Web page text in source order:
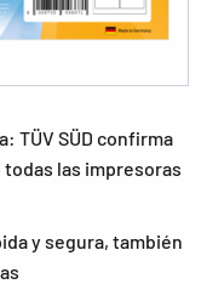
TÜV SÜD confirma
las impresoras
y segura, también